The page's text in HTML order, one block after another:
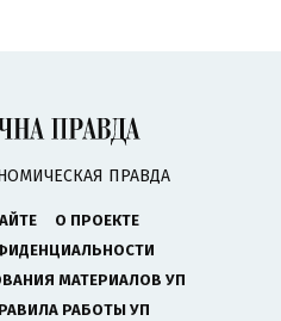
ПРАВДА
О ПРОЕКТЕ
МАТЕРИАЛОВ УП
РАБОТЫ УП